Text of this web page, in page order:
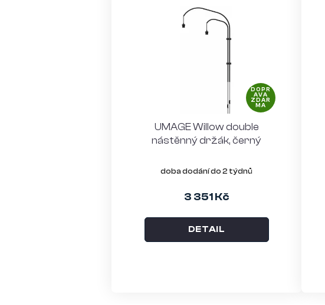
DOPR
AVA
ZDAR
MA
UMAGE Willow double
nástěnný držák, černý
doba dodání do 2 týdnů
3 351 Kč
DETAIL